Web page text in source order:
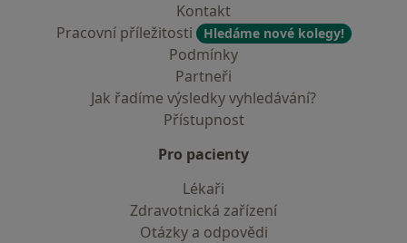
Kontakt
Pracovní příležitosti
Hledáme nové kolegy!
Podmínky
Partneři
Jak řadíme výsledky vyhledávání?
Přístupnost
Pro pacienty
Lékaři
Zdravotnická zařízení
Otázky a odpovědi